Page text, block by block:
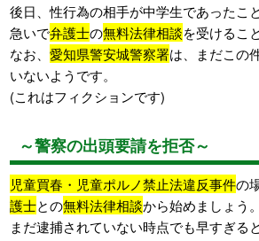
後日、性行為の相手が中学生であったこ
急いで弁護士の無料法律相談を受けるこ
なお、愛知県警安城警察署は、まだこの
いないようです。
(これはフィクションです)
～警察の出頭要請を拒否～
児童買春・児童ポルノ禁止法違反事件の
護士との無料法律相談から始めましょう。
まだ逮捕されていない時点でも早すぎる